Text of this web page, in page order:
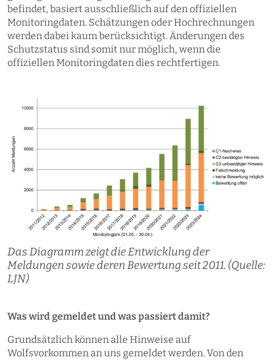
befindet, basiert ausschließlich auf den offiziellen
Monitoringdaten. Schätzungen oder Hochrechnungen
werden dabei kaum berücksichtigt. Änderungen des
Schutzstatus sind somit nur möglich, wenn die
offiziellen Monitoringdaten dies rechtfertigen.
Das Diagramm zeigt die Entwicklung der
Meldungen sowie deren Bewertung seit 2011. (Quelle:
LJN)
Was wird gemeldet und was passiert damit?
Grundsätzlich können alle Hinweise auf
Wolfsvorkommen an uns gemeldet werden. Von den